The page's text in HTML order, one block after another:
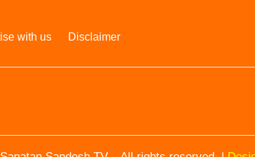
with us Disclaimer